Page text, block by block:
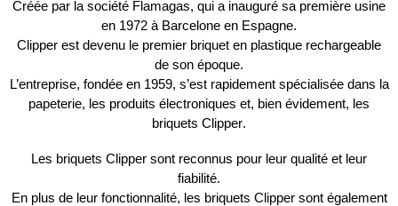
Créée par la société Flamagas, qui a inauguré sa première usine
en 1972 à Barcelone en Espagne.
Clipper est devenu le premier briquet en plastique rechargeable
de son époque.
L’entreprise, fondée en 1959, s’est rapidement spécialisée dans la
papeterie, les produits électroniques et, bien évidement, les
briquets Clipper.
Les briquets Clipper sont reconnus pour leur qualité et leur
fiabilité.
En plus de leur fonctionnalité, les briquets Clippersont également